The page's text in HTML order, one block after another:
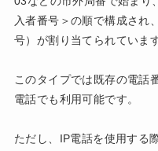
入者番号＞の順で構成され
号）が割り当てられています
このタイプでは既存の電話
電話でも利用可能です。
ただし、IP電話を使用する